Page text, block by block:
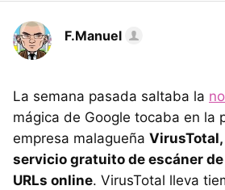
F.Manuel
La semana pasada saltaba la
mágica de Google tocaba en la
empresa malagueña
servicio gratuito de escáner
URLs online. VirusTotal lleva